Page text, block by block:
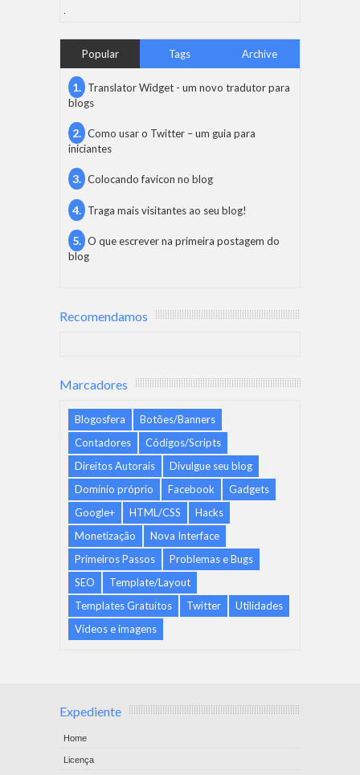
Popular Tags Archive
Translator Widget - um novo tradutor para
blogs
Como usar o Twitter – um guia para
iniciantes
Colocando favicon no blog
Traga mais visitantes ao seu blog!
O que escrever na primeira postagem do
blog
Recomendamos
Marcadores
Blogosfera
Botões/Banners
Contadores
Códigos/Scripts
Direitos Autorais
Divulgue seu blog
Domínio próprio
Facebook
Gadgets
Google+
HTML/CSS
Hacks
Monetização
Nova Interface
Primeiros Passos
Problemas e Bugs
SEO
Template/Layout
Templates Gratuitos
Twitter
Utilidades
Vídeos e imagens
Expediente
Home
Licença